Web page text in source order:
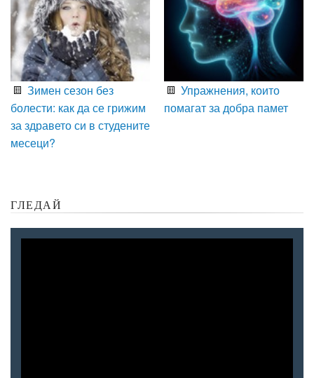
Зимен сезон без
болести: как да се грижим
за здравето си в студените
месеци?
Упражнения, които
помагат за добра памет
ГЛЕДАЙ